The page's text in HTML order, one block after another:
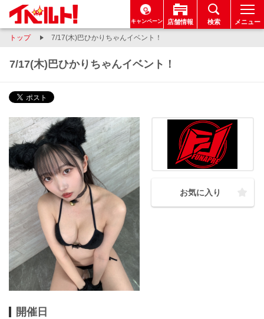
キャンペーン 店舗情報 検索 メニュー
トップ 7/17(木)巴ひかりちゃんイベント！
7/17(木)巴ひかりちゃんイベント！
お気に入り
開催日